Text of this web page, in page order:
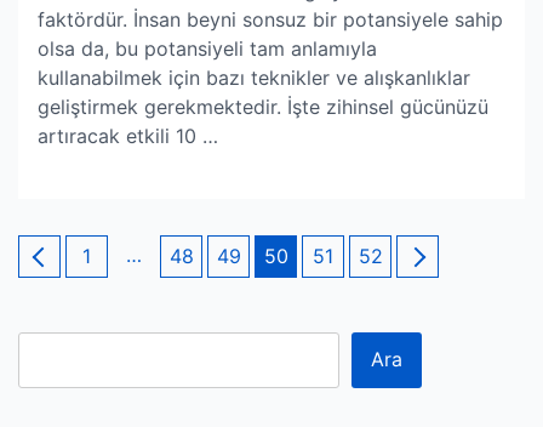
faktördür. İnsan beyni sonsuz bir potansiyele sahip
olsa da, bu potansiyeli tam anlamıyla
kullanabilmek için bazı teknikler ve alışkanlıklar
geliştirmek gerekmektedir. İşte zihinsel gücünüzü
artıracak etkili 10 …
Yazı
sayfalaması
Page
1 … Page
48 Page
49 Page
50 Page
51 Page
52
Ara